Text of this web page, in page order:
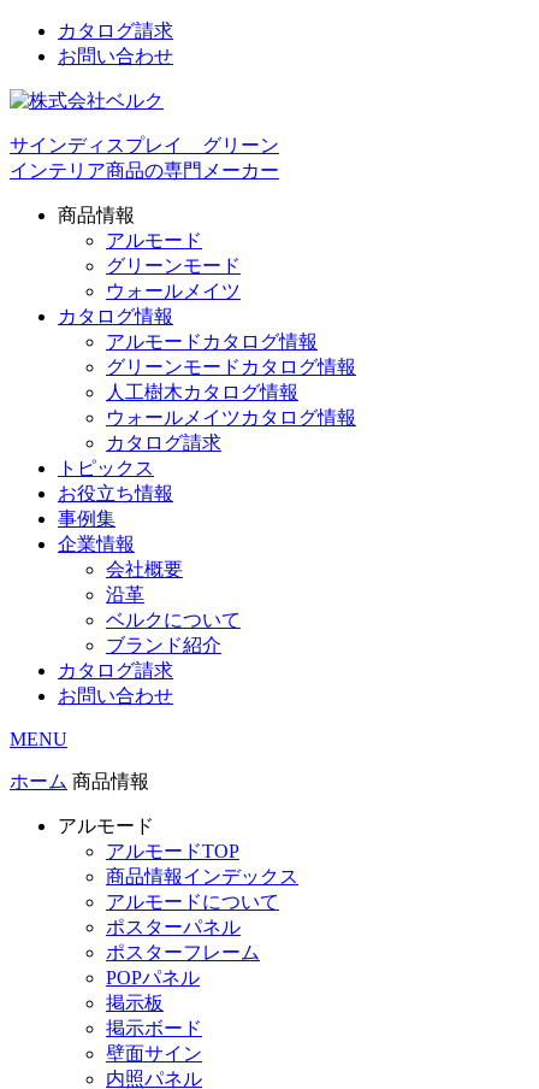
カタログ請求
お問い合わせ
サインディスプレイ グリーン
インテリア商品の専門メーカー
商品情報
アルモード
グリーンモード
ウォールメイツ
カタログ情報
アルモードカタログ情報
グリーンモードカタログ情報
人工樹木カタログ情報
ウォールメイツカタログ情報
カタログ請求
トピックス
お役立ち情報
事例集
企業情報
会社概要
沿革
ベルクについて
ブランド紹介
カタログ請求
お問い合わせ
MENU
ホーム 商品情報
アルモード
アルモードTOP
商品情報インデックス
アルモードについて
ポスターパネル
ポスターフレーム
POPパネル
掲示板
掲示ボード
壁面サイン
内照パネル